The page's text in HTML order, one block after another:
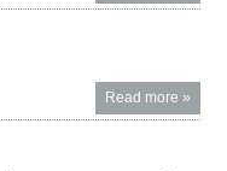
dniu
Rząd
projekt
ustawy
Read more About
»